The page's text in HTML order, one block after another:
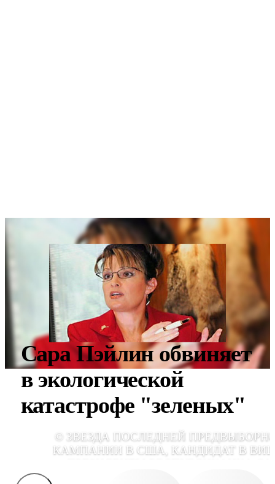
Сара Пэйлин обвиняет
в экологической
катастрофе "зеленых"
© ЗВЕЗДА ПОСЛЕДНЕЙ
КАМПАНИИ В США, КАНДИДАТ В
ПЭЙЛИН ПЛАНИРУЕТ СТАТЬ